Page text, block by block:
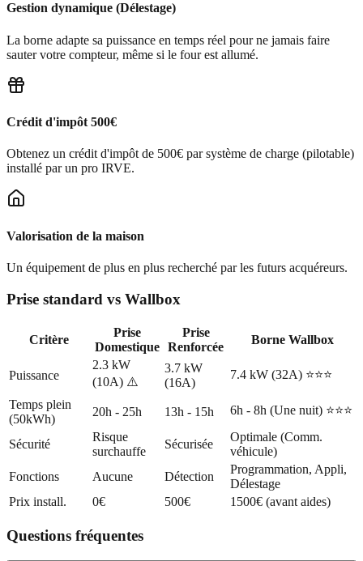
Gestion dynamique (Délestage)
La borne adapte sa puissance en temps réel pour ne jamais faire
sauter votre compteur, même si le four est allumé.
Crédit d'impôt 500€
Obtenez un crédit d'impôt de 500€ par système de charge (pilotable)
installé par un pro IRVE.
Valorisation de la maison
Un équipement de plus en plus recherché par les futurs acquéreurs.
Prise standard vs Wallbox
Critère
Prise
Domestique
Prise
Renforcée
Borne Wallbox
Puissance
2.3 kW
(10A) ⚠️
3.7 kW
(16A)
7.4 kW (32A) ⭐⭐⭐
Temps plein
(50kWh)
20h - 25h 13h - 15h 6h - 8h (Une nuit) ⭐⭐⭐
Sécurité
Risque
surchauffe
Sécurisée
Optimale (Comm.
véhicule)
Fonctions
Aucune Détection
Programmation, Appli,
Délestage
Prix install.
0€ 500€ 1500€ (avant aides)
Questions fréquentes